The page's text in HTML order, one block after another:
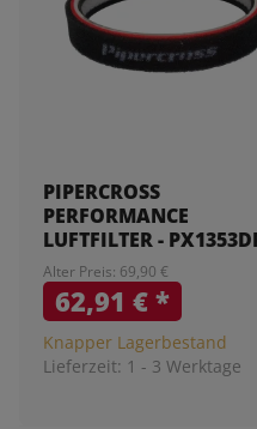
PIPERCROSS
PERFORMANCE
LUFTFILTER -
Alter Preis: 69,90 €
62,91 €*
Knapper Lagerbestand
Lieferzeit: 1 - 3 Werktage